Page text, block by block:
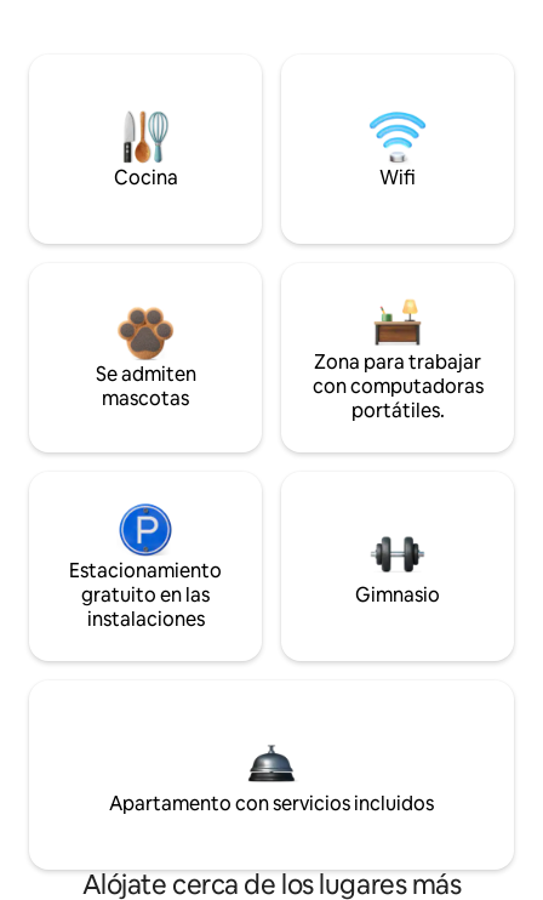
Cocina Wifi
Se admiten
mascotas
Zona para trabajar
con computadoras
portátiles.
Estacionamiento
gratuito en las
instalaciones
Gimnasio
Apartamento con servicios incluidos
Alójate cerca de los lugares más